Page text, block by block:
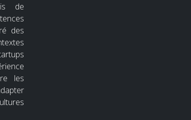
de
des
les